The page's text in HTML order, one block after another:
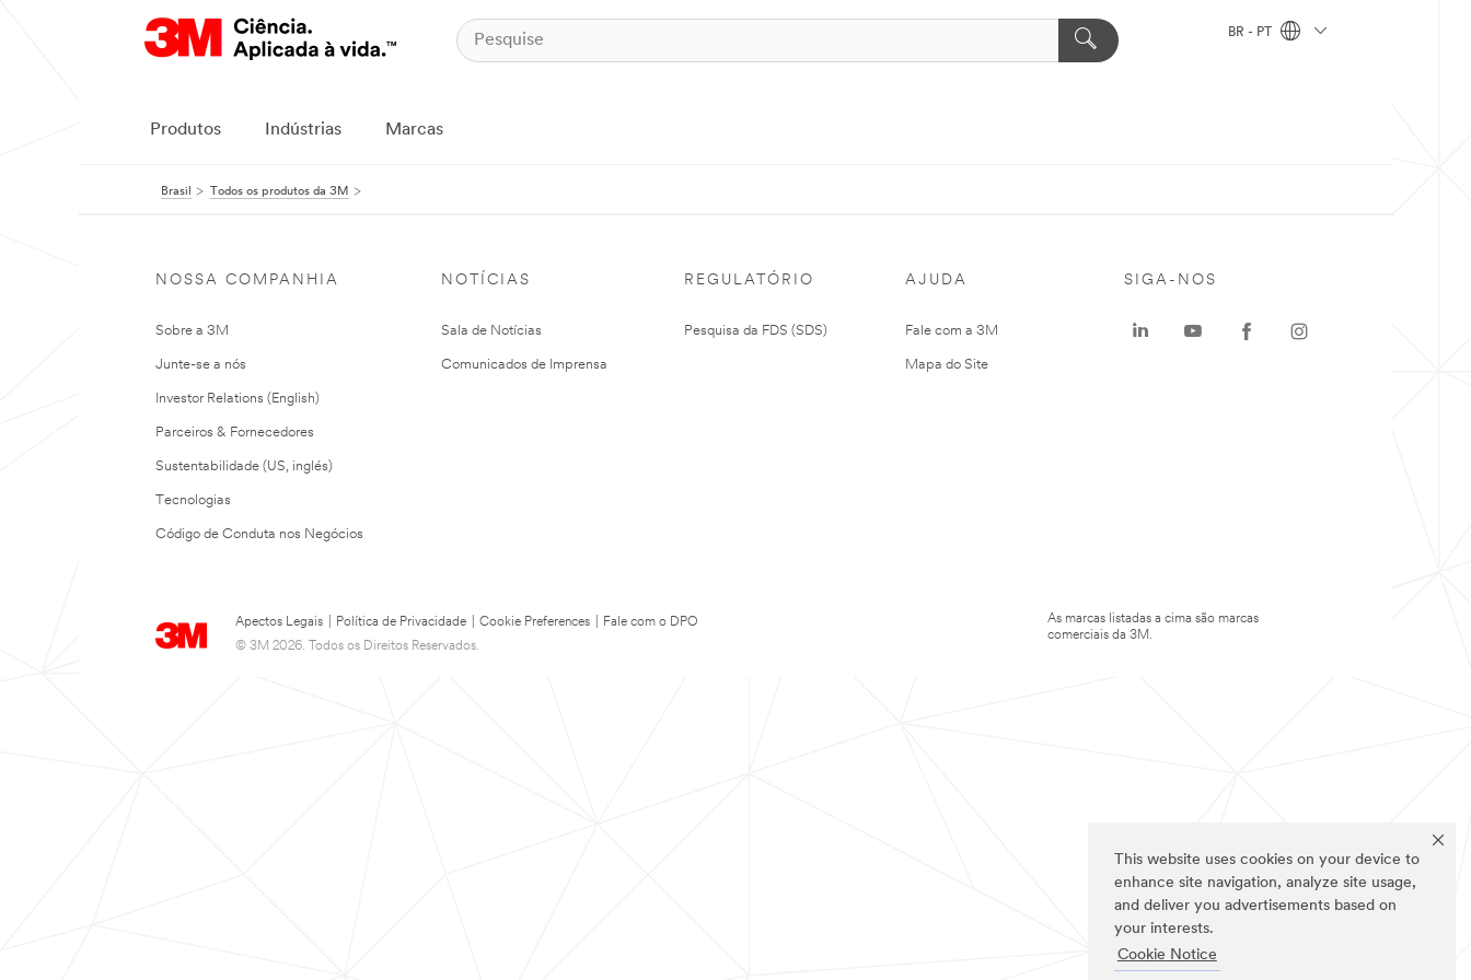
This website uses cookies on your device to
enhance site navigation, analyze site usage,
and deliver you advertisements based on
your interests.
Cookie Notice
BR - PT
Produtos Indústrias Marcas
Brasil Todos os produtos da 3M
NOSSA COMPANHIA
Sobre a 3M
Junte-se a nós
Investor Relations (English)
Parceiros & Fornecedores
Sustentabilidade (US, inglés)
Tecnologias
Código de Conduta nos Negócios
NOTÍCIAS
Sala de Notícias
Comunicados de Imprensa
REGULATÓRIO
Pesquisa da FDS (SDS)
AJUDA
Fale com a 3M
Mapa do Site
Apectos Legais Política de Privacidade Cookie Preferences
Fale com o DPO
© 3M 2026. Todos os Direitos Reservados.
SIGA-NOS
As marcas listadas a cima são marcas
comerciais da 3M.